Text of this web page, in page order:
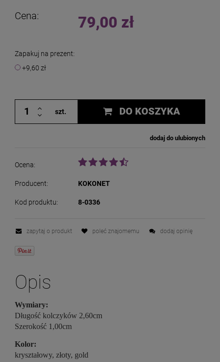
Cena: 79,00 zł
Zapakuj na prezent:
+9,60 zł
szt. DO KOSZYKA
dodaj do ulubionych
Ocena:
Producent: KOKONET
Kod produktu: 8-0336
zapytaj o produkt poleć znajomemu dodaj opinię
Opis
Wymiary:
Długość kolczyków 2,60cm
Szerokość 1,00cm
Kolor:
kryształowy, złoty, gold